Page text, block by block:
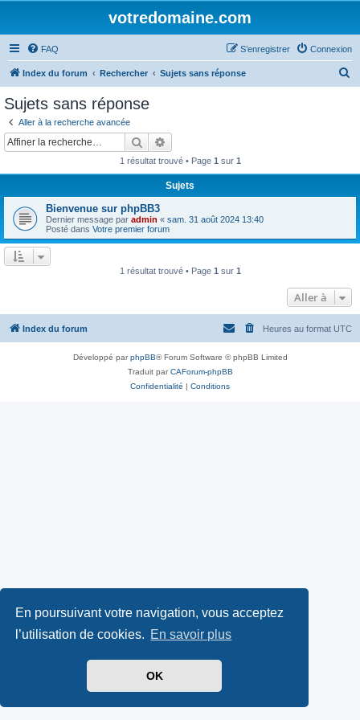
En poursuivant votre navigation, vous acceptez
l’utilisation de cookies. En savoir plus
OK
votredomaine.com
FAQ Connexion
S’enregistrer
Index du forum Rechercher Sujets sans réponse
r
Sujets sans réponse
Aller à la recherche avancée
Rechercher
1 résultat trouvé • Page 1 sur 1
Sujets
Bienvenue sur phpBB3
Dernier message par admin « sam. 31 août 2024 13:40
Posté dans Votre premier forum
1 résultat trouvé • Page 1 sur 1
Aller à
Index du forum Heures au format UTC
Développé parphpBB® Forum Software © phpBB Limited
Traduit parCAForum-phpBB
Confidentialité | Conditions